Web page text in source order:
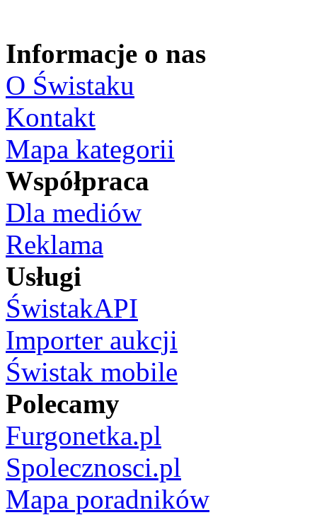
Informacje o nas
O Świstaku
Kontakt
Mapa kategorii
Współpraca
Dla mediów
Reklama
Usługi
ŚwistakAPI
Importer aukcji
Świstak mobile
Polecamy
Furgonetka.pl
Spolecznosci.pl
Mapa poradników